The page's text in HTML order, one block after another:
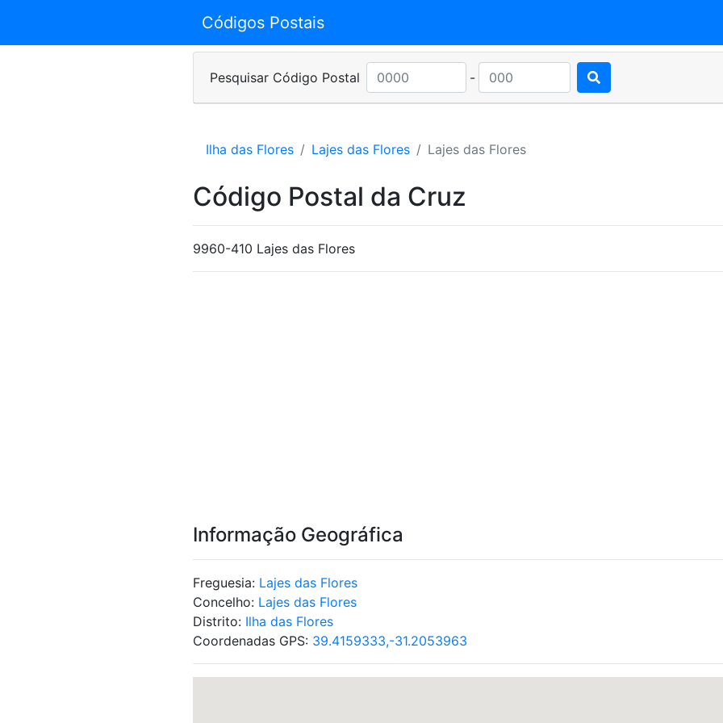
Códigos Postais
Pesquisar Código Postal -
Ilha das Flores Lajes das Flores Lajes das Flores
Código Postal da Cruz
9960-410 Lajes das Flores
Informação Geográfica
Freguesia: Lajes das Flores
Concelho: Lajes das Flores
Distrito: Ilha das Flores
Coordenadas GPS: 39.4159333,-31.2053963